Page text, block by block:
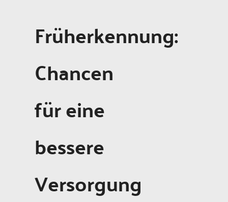
Früherkennung:
Chancen
für eine
bessere
Versorgung